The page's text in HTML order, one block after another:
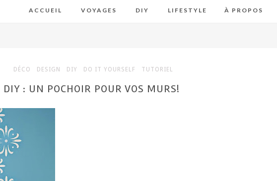
ACCUEIL VOYAGES DIY LIFESTYLE À PROPOS
DÉCO DESIGN DIY DO IT YOURSELF TUTORIEL
DIY : UN POCHOIR POUR VOS MURS!